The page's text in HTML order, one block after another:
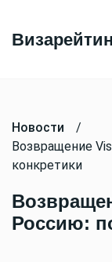
Новости
/
Возвращение
конкретики
Россию: